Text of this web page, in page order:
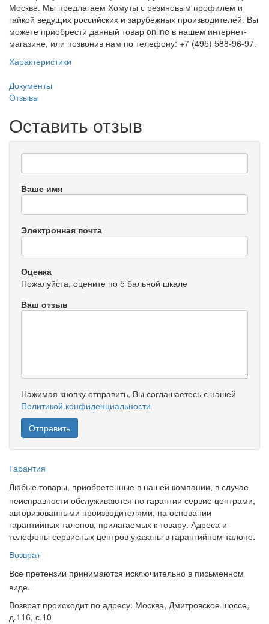
Москве. Мы предлагаем Хомуты с резиновым профилем и
гайкой ведущих российских и зарубежных производителей. Вы
можете приобрести данный товар online в нашем интернет-
магазине, или позвонив нам по телефону: +7 (495) 588-96-97.
Характеристики
Документы
Отзывы
Оставить отзыв
Ваше имя
Электронная почта
Оценка
Пожалуйста, оцените по 5 бальной шкале
Ваш отзыв
Нажимая кнопку отправить, Вы соглашаетесь с нашей
Политикой конфиденциальности
Гарантия
Любые товары, приобретенные в нашей компании, в случае
неисправности обслуживаются по гарантии сервис-центрами,
авторизованными производителями, на основании
гарантийных талонов, прилагаемых к товару. Адреса и
телефоны сервисных центров указаны в гарантийном талоне.
Возврат
Все претензии принимаются исключительно в письменном
виде.
Возврат происходит по адресу: Москва, Дмитровское шоссе,
д.116, с.10